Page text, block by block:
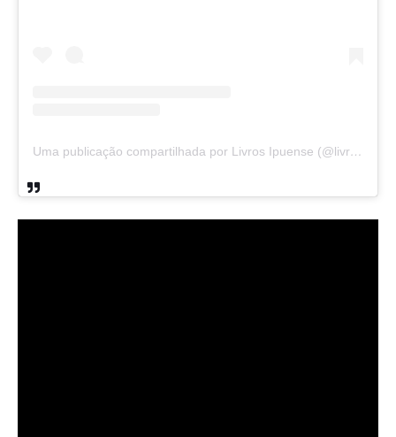
Uma publicação compartilhada por Livros Ipuense (@livraria.papelaria_ipuense)